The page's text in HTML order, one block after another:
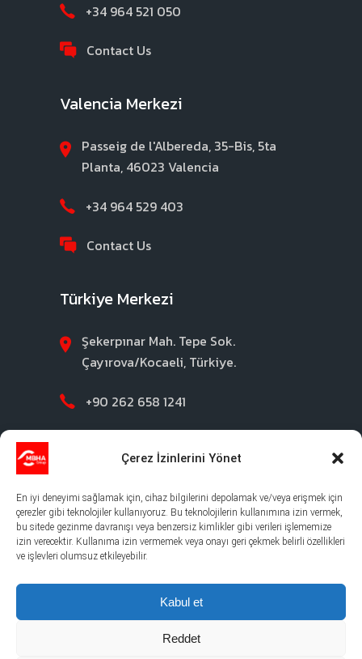
Çerez İzinlerini Yönet
En iyi deneyimi sağlamak için, cihaz bilgilerini depolamak ve/veya erişmek için
çerezler gibi teknolojiler kullanıyoruz. Bu teknolojilerin kullanımına izin vermek,
bu sitede gezinme davranışı veya benzersiz kimlikler gibi verileri işlememize
izin verecektir. Kullanıma izin vermemek veya onayı geri çekmek belirli özellikleri
ve işlevleri olumsuz etkileyebilir.
Kabul et
Reddet
+34 964 521 050
Contact Us
Valencia Merkezi
Passeig de l'Albereda, 35-Bis, 5ta
Planta, 46023 Valencia
+34 964 529 403
Contact Us
Türkiye Merkezi
Şekerpınar Mah. Tepe Sok.
Çayırova/Kocaeli, Türkiye.
+90 262 658 1241
Çerez Politikası